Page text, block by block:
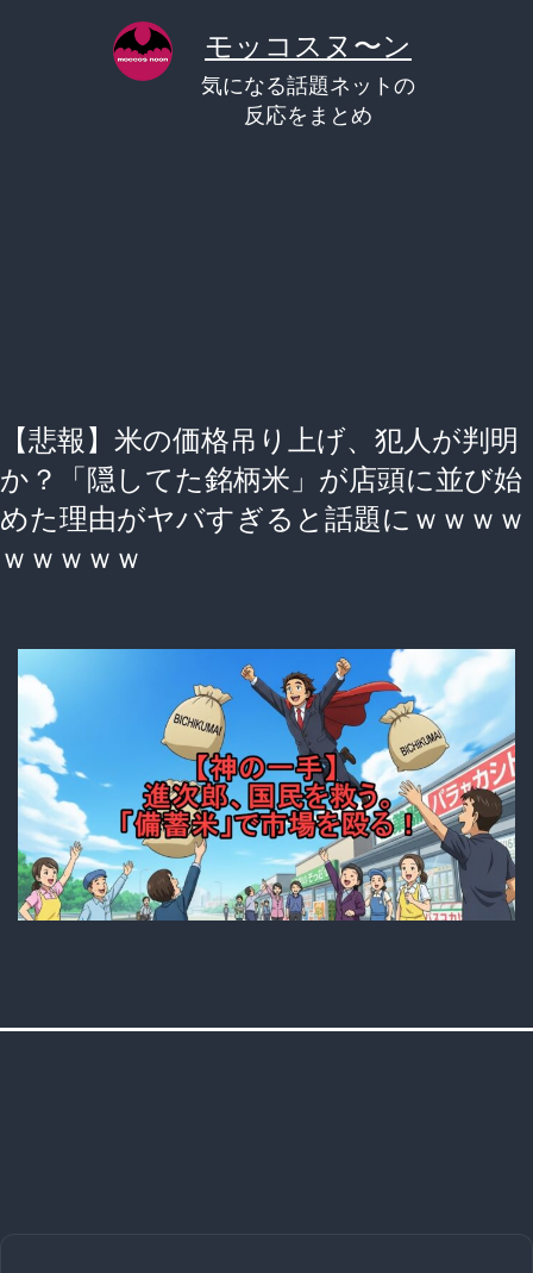
モッコスヌ〜ン
気になる話題ネットの
反応をまとめ
【悲報】米の価格吊り上げ、犯人が判明
か？「隠してた銘柄米」が店頭に並び始
めた理由がヤバすぎると話題にｗｗｗｗ
ｗｗｗｗｗ